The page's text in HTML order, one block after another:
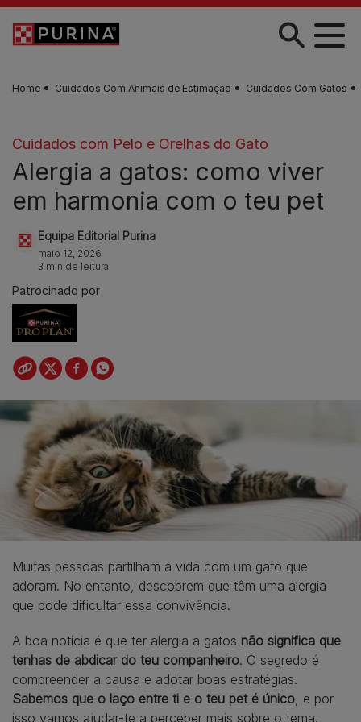
Skip to main content
Home Cuidados Com Animais de Estimação Cuidados Com Gatos
Cuidados com Pelo e Orelhas do Gato
Alergia a gatos: como viver
em harmonia com o teu pet
Equipa Editorial Purina
maio 12, 2026
3 min de leitura
Patrocinado por
Muitas pessoas partilham a vida com um gato que
adoram. No entanto, descobrem que têm uma alergia
que pode dificultar essa convivência.
A boa notícia é que ter alergia a gatos não significa que
tenhas de abdicar do teu companheiro. O segredo é
compreender a causa e adotar boas estratégias.
Sabemos que o laço entre ti e o teu pet é único , e por
isso vamos ajudar-te a perceber mais sobre o tema.